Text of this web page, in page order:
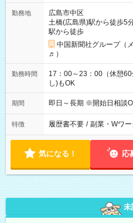
勤務地
広島市中区
土橋(広島県)駅から徒歩5
駅から徒歩
中国新聞社グループ（
♬）
勤務時間
17：00～23：00（休憩
し)もOK
期間 即日～長期 ※開始日相談
特徴 履歴書不要 / 副業・Wワ
気になる！ 応
未